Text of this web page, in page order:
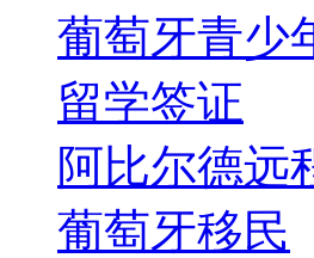
葡萄牙青少
留学签证
阿比尔德远
葡萄牙移民